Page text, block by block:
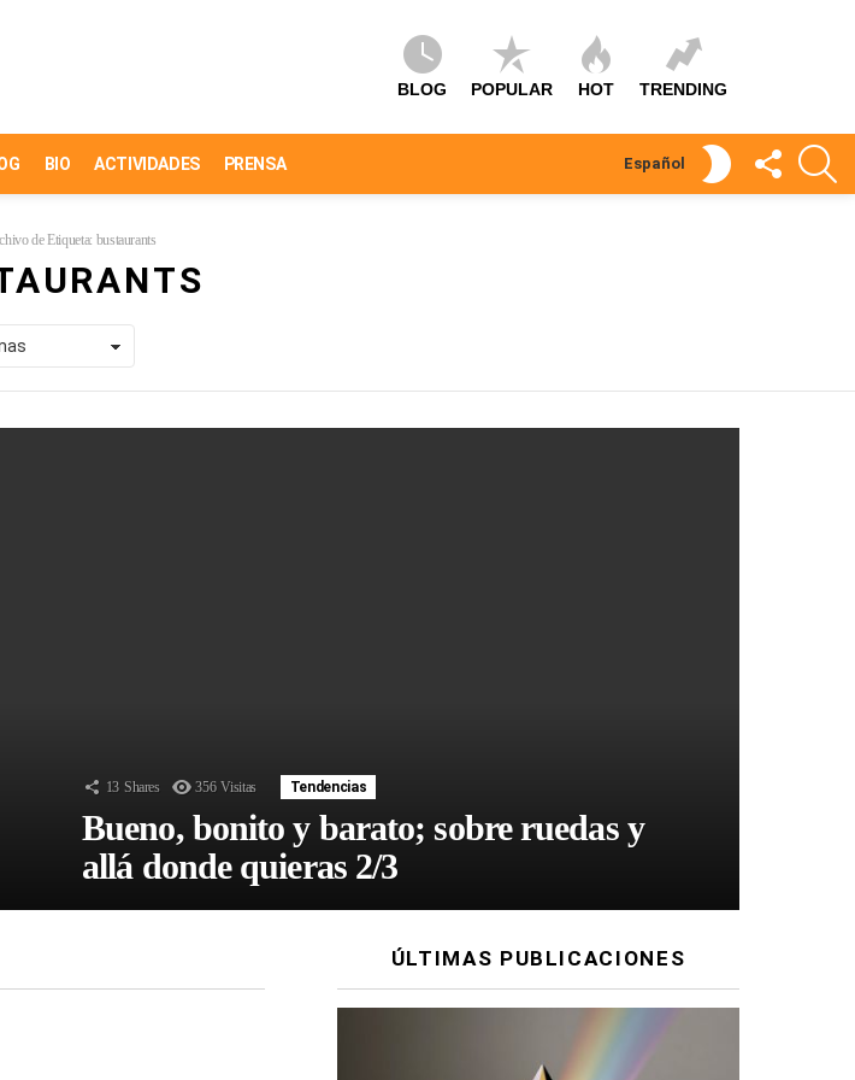
BLOG POPULAR HOT TRENDING
BIO ACTIVIDADES PRENSA Español
SKIN
SÍGUEME
de Etiqueta: bustaurants
13 Shares 356 Visitas Tendencias
Bueno, bonito y barato; sobre ruedas y
allá donde quieras 2/3
ÚLTIMAS PUBLICACIONES